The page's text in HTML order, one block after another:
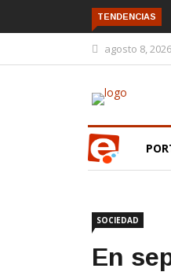
TENDENCIAS
agosto 8, 2026
SOCIEDAD
En